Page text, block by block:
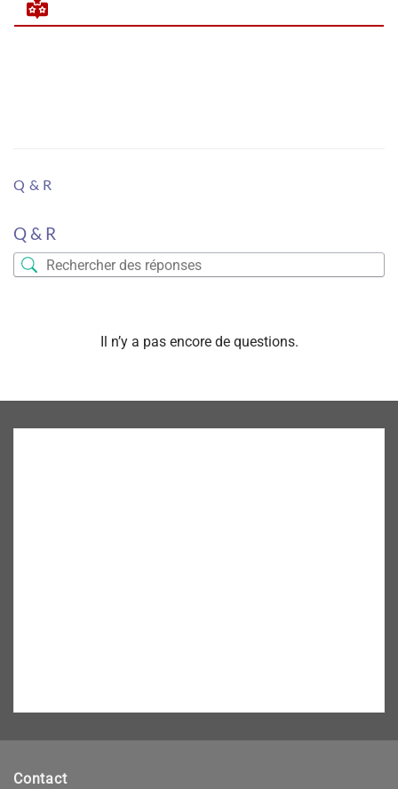
Q & R
Q & R
Il n’y a pas encore de questions.
Contact